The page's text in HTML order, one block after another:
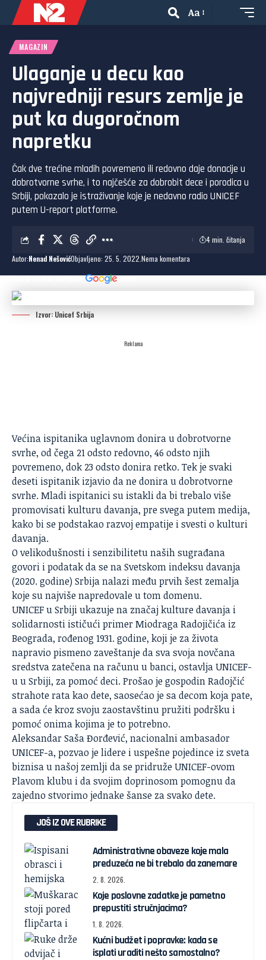
Aa
MAGAZIN
Ulaganje u decu kao
najvredniji resurs zemlje je
put ka dugoročnom
napretku
Čak dve trećine mladih povremeno ili redovno daje donacije u
dobrotvorne svrhe, i to najčešće za dobrobit dece i porodica u
Srbiji, pokazalo je istraživanje koje je nedavno radio UNICEF
putem U-report platforme.
Autor:Nenad NešovićObjavljeno: 25. 5. 2022. Nema komentara
4 min. čitanja
Dodaj N2 kao omiljeni izvor
Izvor: Unicef Srbija
Reklama
Većina ispitanika uglavnom donira u dobrotvorne
svrhe, od čega 21 odsto redovno, 46 odsto njih
povremeno, dok 23 odsto donira retko. Tek je svaki
deseti ispitanik izjavio da ne donira u dobrotvorne
svrhe. Mladi ispitanici su istakli da bi trebalo više
promovisati kulturu davanja, pre svega putem medija,
kako bi se podstakao razvoj empatije i svesti o kulturi
davanja.
O velikodušnosti i senzibilitetu naših sugrađana
govori i podatak da se na Svetskom indeksu davanja
(2020. godine) Srbija nalazi među prvih šest zemalja
koje su najviše napredovale u tom domenu.
UNICEFu Srbiji ukazuje na značaj kulture davanja i
solidarnosti ističući primer Miodraga Radojičića iz
Beograda, rođenog 1931. godine, koji je za života
napravio pismeno zaveštanje da sva svoja novčana
sredstva zatečena na računu u banci, ostavlja UNICEF-
u u Srbiji, za pomoć deci. Prošao je gospodin Radojčić
strahote rata kao dete, saosećao je sa decom koja pate,
a sada će kroz svoju zaostavštinu pružiti podršku i
pomoć onima kojima je to potrebno.
Aleksandar Saša Đorđević, nacionalni ambasador
UNICEF-a, pozvao je lidere i uspešne pojedince iz sveta
biznisa u našoj zemlji da se pridruže UNICEF-ovom
Plavom klubu i da svojim doprinosom pomognu da
zajedno stvorimo jednake šanse za svako dete.
JOŠ IZ OVE RUBRIKE
Administrativne obaveze koje mala
preduzeća ne bi trebalo da zanemare
2. 8. 2026.
Koje poslovne zadatke je pametno
prepustiti stručnjacima?
1. 8. 2026.
Kućni budžet i popravke: kada se
isplati uraditi nešto samostalno?